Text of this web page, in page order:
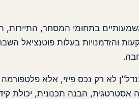
בתחומי המסחר, התיירות,
והזדמנויות בעלות פוטנציאל
לא רק נכס פיזי, אלא
הבנה תכנונית, יכולת קידום